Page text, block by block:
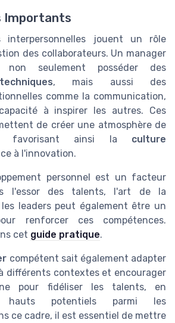
Importants
interpersonnelles jouent un rôle
des collaborateurs. Un manager
seulement posséder des
, mais aussi des
comme la communication,
à inspirer les autres. Ces
de créer une atmosphère de
favorisant ainsi la culture
à l'innovation.
personnel est un facteur
l'essor des talents, l'art de la
leaders peut également être un
renforcer ces compétences.
cet guide pratique.
compétent sait également adapter
différents contextes et encourager
pour fidéliser les talents, en
hauts potentiels parmi les
ce cadre, il est essentiel de mettre